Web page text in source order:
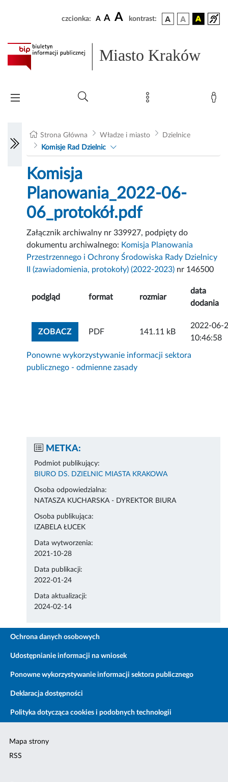
czcionka: A A A kontrast:
Miasto Kraków
Strona Główna Władze i miasto
Dzielnice
Komisje Rad Dzielnic
Komisja
Planowania_2022-06-
06_protokół.pdf
Załącznik archiwalny nr 339927, podpięty do
dokumentu archiwalnego: Komisja Planowania
Przestrzennego i Ochrony Środowiska Rady Dzielnicy
II (zawiadomienia, protokoły) (2022-2023) nr 146500
podgląd format rozmiar
data
dodania
ZOBACZZOBACZ ZAŁĄCZNIK
PDF 141.11 kB
2022-06-
10:46:58
Ponowne wykorzystywanie informacji sektora
publicznego - odmienne zasady
METKA:
Podmiot publikujący:
BIURO DS. DZIELNIC MIASTA KRAKOWA
Osoba odpowiedzialna:
NATASZA KUCHARSKA - DYREKTOR BIURA
Osoba publikująca:
IZABELA ŁUCEK
Data wytworzenia:
2021-10-28
Data publikacji:
2022-01-24
Data aktualizacji:
2024-02-14
Ochrona danych osobowych
Udostępnianie informacji na wniosek
Ponowne wykorzystywanie informacji sektora publicznego
Deklaracja dostępności
Polityka dotycząca cookies i podobnych technologii
Mapa strony
RSS